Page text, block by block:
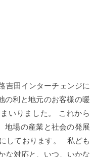
吉田インターチェンジに
の利と地元のお客様の暖
いりました。 これから
地場の産業と社会の発展
しております。 私ども
な対応と、いつ、いかな